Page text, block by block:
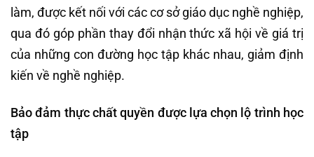
làm, được kết nối với các cơ sở giáo dục nghề nghiệp,
qua đó góp phần thay đổi nhận thức xã hội về giá trị
của những con đường học tập khác nhau, giảm định
kiến về nghề nghiệp.
Bảo đảm thực chất quyền được lựa chọn lộ trình học
tập